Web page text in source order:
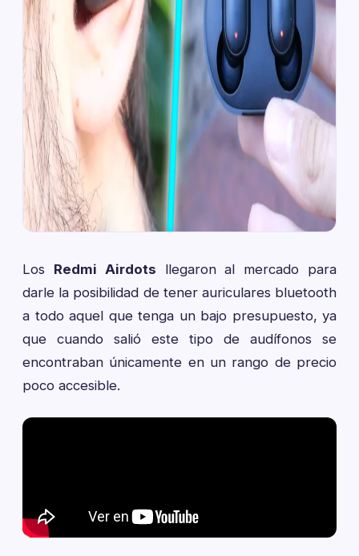
Los Redmi Airdots llegaron al mercado para
darle la posibilidad de tener auriculares bluetooth
a todo aquel que tenga un bajo presupuesto, ya
que cuando salió este tipo de audífonos se
encontraban únicamente en un rango de precio
poco accesible.